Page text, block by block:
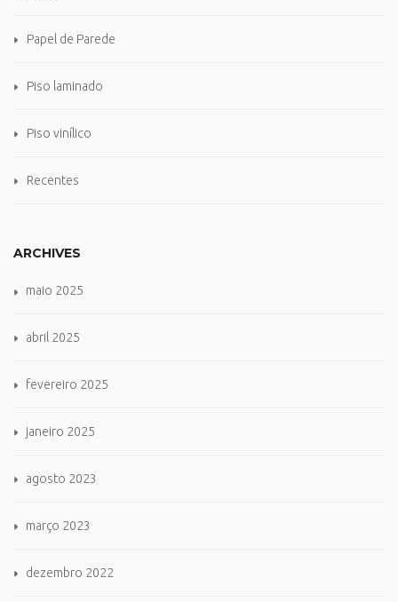
Papel de Parede
Piso laminado
Piso vinílico
Recentes
ARCHIVES
maio 2025
abril 2025
fevereiro 2025
janeiro 2025
agosto 2023
março 2023
dezembro 2022